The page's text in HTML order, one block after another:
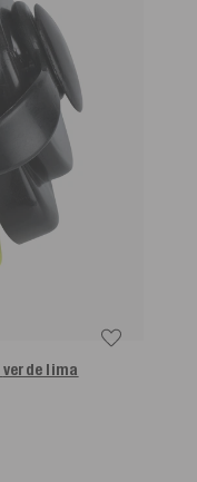
verde lima